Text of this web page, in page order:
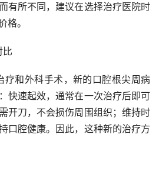
有所不同，建议在选择治疗医院时
格。
比
快速起效，通常在一次治疗后即可
开刀，不会损伤周围组织；维持时
口腔健康。因此，这种新的治疗方